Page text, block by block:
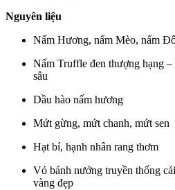
Nguyên liệu
Nấm Hương, nấm Mèo, nấm
Nấm Truffle đen thượng hạng
sâu
Dầu hào nấm hương
Mứt gừng, mứt chanh, mứt sen
Hạt bí, hạnh nhân rang thơm
Vỏ bánh nướng truyền thống
vàng đẹp